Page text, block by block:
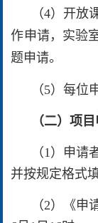
（4）开放
作申请，实验
题申请。
（5）每位
（二）项
（1）申请
并按规定格式
（2）《申